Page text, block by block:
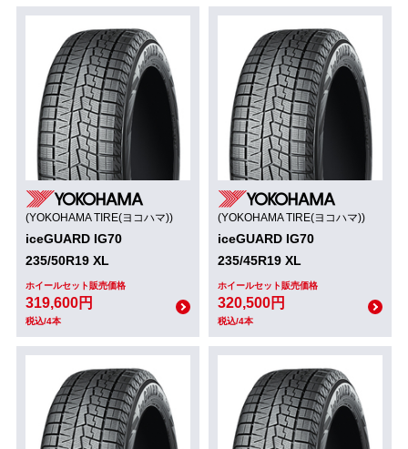
(YOKOHAMA TIRE(ヨコハマ))
iceGUARD IG70
235/50R19 XL
ホイールセット販売価格
319,600円
税込/4本
(YOKOHAMA TIRE(ヨコハマ))
iceGUARD IG70
235/45R19 XL
ホイールセット販売価格
320,500円
税込/4本